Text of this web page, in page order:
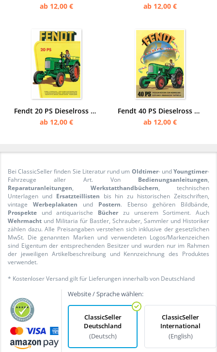
ab 12,00 € ab 12,00 €
Fendt 20 PS Dieselross Traktor Schlepper mit Frau als Fahrerin Reklame Poster Plakat
ab 12,00 €
Fendt 40 PS Dieselross Mähdrescher Zapfwelle Traktor Schlepper Reklame Poster Plakat
ab 12,00 €
Bei ClassicSeller finden Sie Literatur rund um Oldtimer- undYoungtimer-
Fahrzeuge aller Art. Von Bedienungsanleitungen,
Reparaturanleitungen, Werkstatthandbüchern, technischen
Unterlagen und Ersatzteillisten bis hin zu historischen Zeitschriften,
vintage Werbeplakaten und Postern. Ebenso gehören Bildbände,
Prospekte und antiquarische Bücher zu unserem Sortiment. Auch
Wehrmacht und Militaria für Bastler, Schrauber, Sammler und Historiker
zählen dazu. Alle Preisangaben verstehen sich inklusive der gesetzlichen
MwSt. Die genannten Marken und verwendeten Logos/Markenzeichen
sind Eigentum der entsprechenden Besitzer und wurden nur im Rahmen
der jeweiligen Artikelbeschreibung und Kennzeichnung des Produktes
verwendet.
* Kostenloser Versand gilt für Lieferungen innerhalb von Deutschland
Website / Sprache wählen:
ClassicSeller
Deutschland
(Deutsch)
ClassicSeller
International
(English)